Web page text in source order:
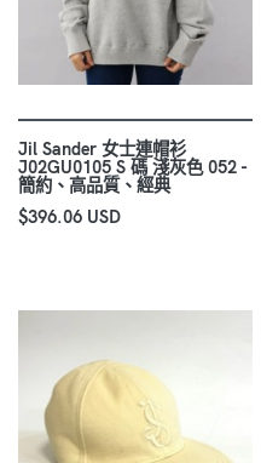
Jil Sander 女士連帽衫
J02GU0105 S 碼 淺灰色 052 -
簡約、高品質、經典
$396.06 USD